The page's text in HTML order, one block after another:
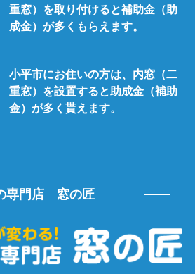
重窓）を取り付けると補助金（助
成金）が多くもらえます。
小平市にお住いの方は、内窓（二
重窓）を設置すると助成金（補助
金）が多く貰えます。
専門店 窓の匠